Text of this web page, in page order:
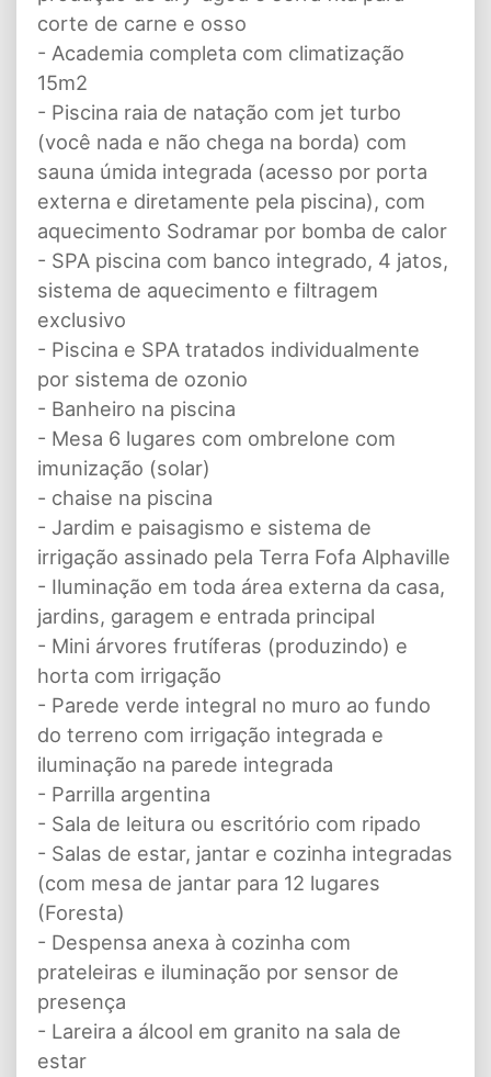
corte de carne e osso
- Academia completa com climatização
15m2
- Piscina raia de natação com jet turbo
(você nada e não chega na borda) com
sauna úmida integrada (acesso por porta
externa e diretamente pela piscina), com
aquecimento Sodramar por bomba de calor
- SPA piscina com banco integrado, 4 jatos,
sistema de aquecimento e filtragem
exclusivo
- Piscina e SPA tratados individualmente
por sistema de ozonio
- Banheiro na piscina
- Mesa 6 lugares com ombrelone com
imunização (solar)
- chaise na piscina
- Jardim e paisagismo e sistema de
irrigação assinado pela Terra Fofa Alphaville
- Iluminação em toda área externa da casa,
jardins, garagem e entrada principal
- Mini árvores frutíferas (produzindo) e
horta com irrigação
- Parede verde integral no muro ao fundo
do terreno com irrigação integrada e
iluminação na parede integrada
- Parrilla argentina
- Sala de leitura ou escritório com ripado
- Salas de estar, jantar e cozinha integradas
(com mesa de jantar para 12 lugares
(Foresta)
- Despensa anexa à cozinha com
prateleiras e iluminação por sensor de
presença
- Lareira a álcool em granito na sala de
estar